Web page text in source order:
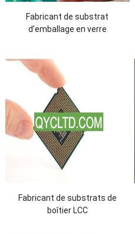
Fabricant de substrat
d’emballage en verre
Fabricant de substrats de
boîtier LCC